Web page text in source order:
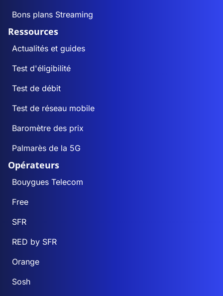
Bons plans Streaming
Ressources
Actualités et guides
Test d'éligibilité
Test de débit
Test de réseau mobile
Baromètre des prix
Palmarès de la 5G
Opérateurs
Bouygues Telecom
Free
SFR
RED by SFR
Orange
Sosh